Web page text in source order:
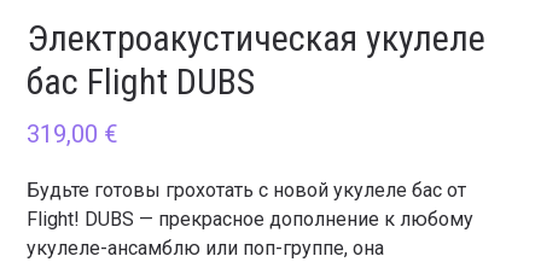
Электроакустическая укулеле
бас Flight DUBS
319,00 €
Будьте готовы грохотать с новой укулеле бас от
Flight! DUBS — прекрасное дополнение к любому
укулеле-ансамблю или поп-группе, она